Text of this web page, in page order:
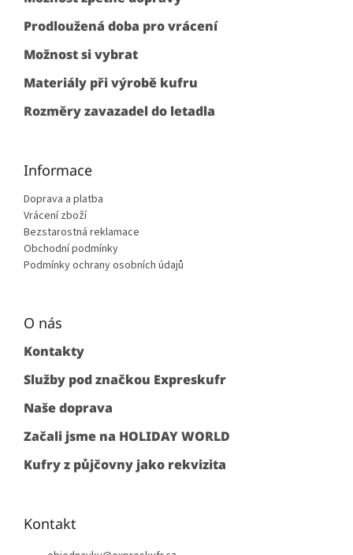
Prodloužená doba pro vrácení
Možnost si vybrat
Materiály při výrobě kufru
Rozměry zavazadel do letadla
Informace
Doprava a platba
Vrácení zboží
Bezstarostná reklamace
Obchodní podmínky
Podmínky ochrany osobních údajů
O nás
Kontakty
Služby pod značkou Expreskufr
Naše doprava
Začali jsme na HOLIDAY WORLD
Kufry z půjčovny jako rekvizita
Kontakt